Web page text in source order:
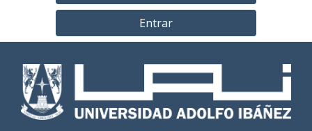
Entrar